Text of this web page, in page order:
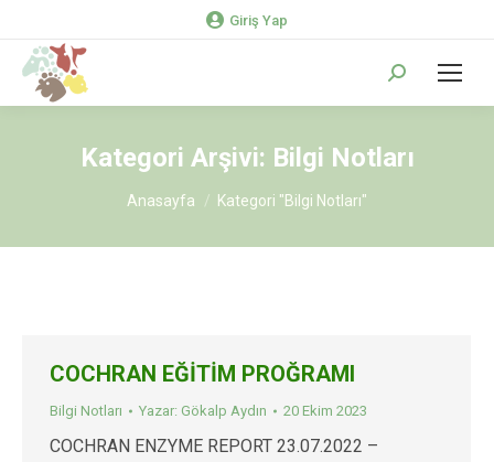
Giriş Yap
Search:
Kategori Arşivi: Bilgi Notları
You are here:
Anasayfa Kategori "Bilgi Notları"
COCHRAN EĞİTİM PROĞRAMI
Bilgi Notları Yazar: Gökalp Aydın 20 Ekim 2023
COCHRAN ENZYME REPORT 23.07.2022 –